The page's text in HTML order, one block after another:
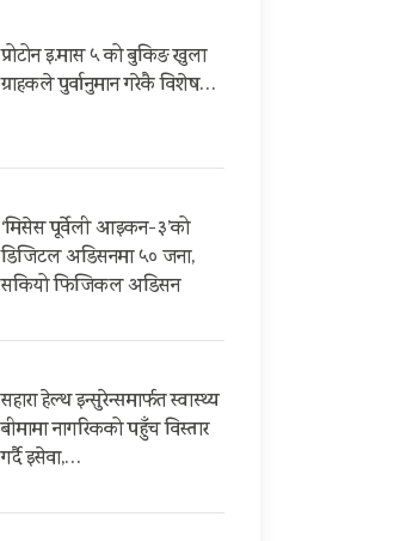
प्रोटोन इ.मास ५ को बुकिङ खुला
ग्राहकले पुर्वानुमान गरेकै विशेष…
‘मिसेस पूर्वेली आइकन-३’को
डिजिटल अडिसनमा ५० जना,
सकियो फिजिकल अडिसन
सहारा हेल्थ इन्सुरेन्समार्फत स्वास्थ्य
बीमामा नागरिकको पहुँच विस्तार
गर्दै इसेवा,…